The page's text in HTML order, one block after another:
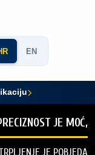
EN
JE MOĆ,
JE POBJEDA